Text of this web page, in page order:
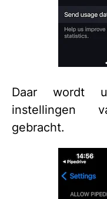
Daar wordt
instellingen
gebracht.